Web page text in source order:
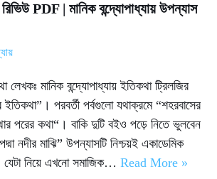
PDF | মানিক বন্দ্যোপাধ্যায় উপন্যাস
লেখকঃ মানিক বন্দ্যোপাধ্যায় ইতিকথা ট্রিলজির
পরবর্তী পর্বগুলো যথাক্রমে “শহরবাসের
পরের কথা“। বাকি দুটি বইও পড়ে নিতে ভুলবেন
নদীর মাঝি” উপন্যাসটি নিশ্চয়ই একাডেমিক
নিয়ে এখনো সমাজিক… Read More »